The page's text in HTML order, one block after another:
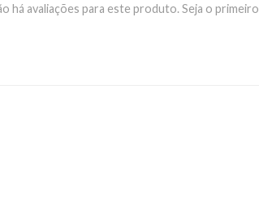
há avaliações para este produto. Seja o primeiro